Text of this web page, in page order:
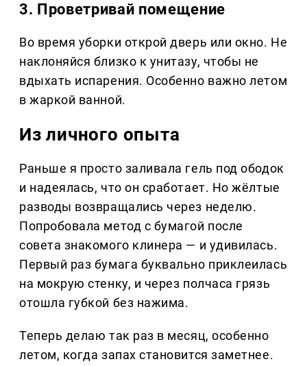
3. Проветривай помещение
Во время уборки открой дверь или окно. Не
наклоняйся близко к унитазу, чтобы не
вдыхать испарения. Особенно важно летом
в жаркой ванной.
Из личного опыта
Раньше я просто заливала гель под ободок
и надеялась, что он сработает. Но жёлтые
разводы возвращались через неделю.
Попробовала метод с бумагой после
совета знакомого клинера — и удивилась.
Первый раз бумага буквально приклеилась
на мокрую стенку, и через полчаса грязь
отошла губкой без нажима.
Теперь делаю так раз в месяц, особенно
летом, когда запах становится заметнее.